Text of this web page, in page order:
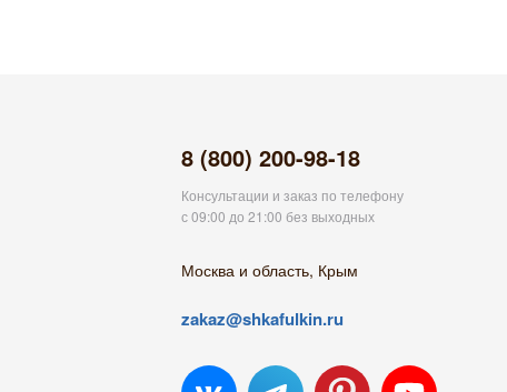
8 (800) 200-98-18
Консультации и заказ по телефону
с 09:00 до 21:00 без выходных
Москва и область, Крым
zakaz@shkafulkin.ru